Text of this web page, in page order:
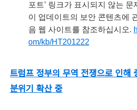
포트’ 링크가 표시되지 않는 문
이 업데이트의 보안 콘텐츠에
음 웹 사이트를 참조하십시오.
om/kb/HT201222
트럼프 정부의 무역 전쟁으로 인해
분위기 확산 중